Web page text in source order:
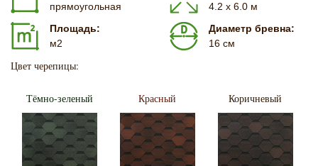
прямоугольная
4.2 х 6.0 м
Площадь:
м2
Диаметр бревна:
16 см
Цвет черепицы:
Тёмно-зеленый Красный Коричневый